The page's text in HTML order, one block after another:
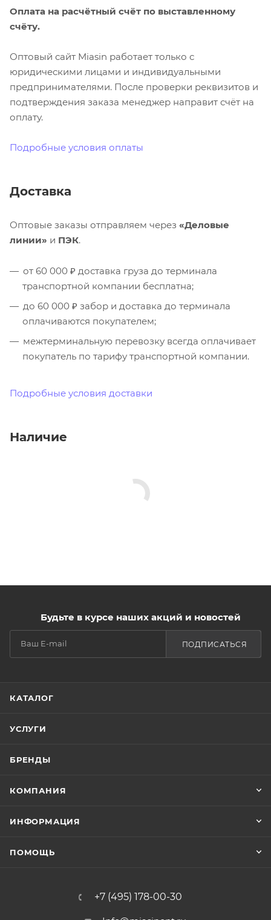
Оплата на расчётный счёт по выставленному
счёту.
Оптовый сайт Miasin работает только с
юридическими лицами и индивидуальными
предпринимателями. После проверки реквизитов и
подтверждения заказа менеджер направит счёт на
оплату.
Подробные условия оплаты
Доставка
Оптовые заказы отправляем через «Деловые
линии» и ПЭК.
от 60 000 ₽ доставка груза до терминала
транспортной компании бесплатна;
до 60 000 ₽ забор и доставка до терминала
оплачиваются покупателем;
межтерминальную перевозку всегда оплачивает
покупатель по тарифу транспортной компании.
Подробные условия доставки
Наличие
Будьте в курсе наших акций и новостей
ПОДПИСАТЬСЯ
КАТАЛОГ
УСЛУГИ
БРЕНДЫ
КОМПАНИЯ
ИНФОРМАЦИЯ
ПОМОЩЬ
+7 (495) 178-00-30